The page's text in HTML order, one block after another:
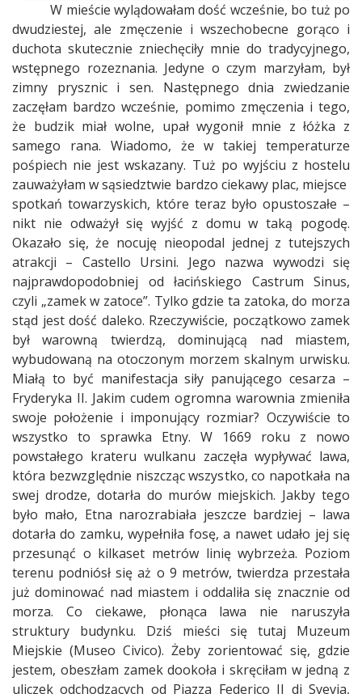
W mieście wylądowałam dość wcześnie, bo tuż po
dwudziestej, ale zmęczenie i wszechobecne gorąco i
duchota skutecznie zniechęciły mnie do tradycyjnego,
wstępnego rozeznania. Jedyne o czym marzyłam, był
zimny prysznic i sen. Następnego dnia zwiedzanie
zaczęłam bardzo wcześnie, pomimo zmęczenia i tego,
że budzik miał wolne, upał wygonił mnie z łóżka z
samego rana. Wiadomo, że w takiej temperaturze
pośpiech nie jest wskazany. Tuż po wyjściu z hostelu
zauważyłam w sąsiedztwie bardzo ciekawy plac, miejsce
spotkań towarzyskich, które teraz było opustoszałe –
nikt nie odważył się wyjść z domu w taką pogodę.
Okazało się, że nocuję nieopodal jednej z tutejszych
atrakcji – Castello Ursini. Jego nazwa wywodzi się
najprawdopodobniej od łacińskiego Castrum Sinus,
czyli „zamek w zatoce”. Tylko gdzie ta zatoka, do morza
stąd jest dość daleko. Rzeczywiście, początkowo zamek
był warowną twierdzą, dominującą nad miastem,
wybudowaną na otoczonym morzem skalnym urwisku.
Miałą to być manifestacja siły panującego cesarza –
Fryderyka II. Jakim cudem ogromna warownia zmieniła
swoje położenie i imponujący rozmiar? Oczywiście to
wszystko to sprawka Etny. W 1669 roku z nowo
powstałego krateru wulkanu zaczęła wypływać lawa,
która bezwzględnie niszcząc wszystko, co napotkała na
swej drodze, dotarła do murów miejskich. Jakby tego
było mało, Etna narozrabiała jeszcze bardziej – lawa
dotarła do zamku, wypełniła fosę, a nawet udało jej się
przesunąć o kilkaset metrów linię wybrzeża. Poziom
terenu podniósł się aż o 9 metrów, twierdza przestała
już dominować nad miastem i oddaliła się znacznie od
morza. Co ciekawe, płonąca lawa nie naruszyła
struktury budynku. Dziś mieści się tutaj Muzeum
Miejskie (Museo Civico). Żeby zorientować się, gdzie
jestem, obeszłam zamek dookoła i skręciłam w jedną z
uliczek odchodzących od Piazza Federico II di Svevia,